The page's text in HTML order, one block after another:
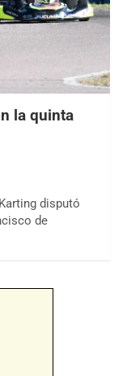
la quinta
disputó
de